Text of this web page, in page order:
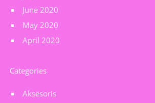
June 2020
May 2020
April 2020
Categories
Aksesoris